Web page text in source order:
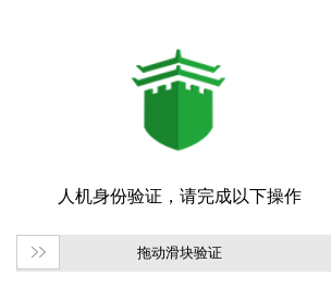
拖动滑块验证